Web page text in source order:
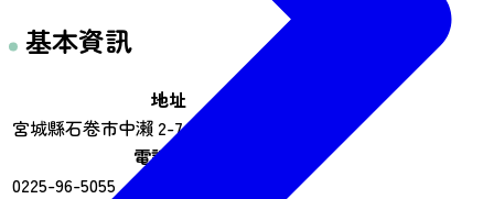
基本資訊
地址
宮城縣石卷市中瀨 2-7 986-0823
電話號碼
0225-96-5055